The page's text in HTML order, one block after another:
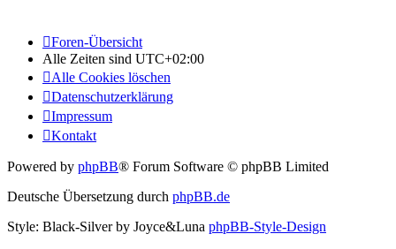
Foren-Übersicht
Alle Zeiten sind UTC+02:00
Alle Cookies löschen
Datenschutzerklärung
Impressum
Kontakt
Powered by phpBB® Forum Software © phpBB Limited
Deutsche Übersetzung durch phpBB.de
Style: Black-Silver by Joyce&Luna phpBB-Style-Design